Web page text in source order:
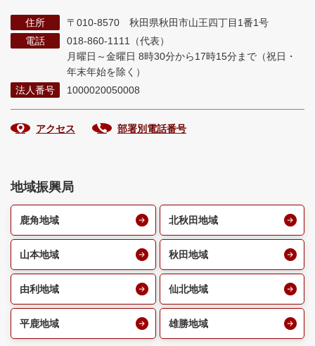
住所
〒010-8570 秋田県秋田市山王四丁目1番1号
電話
018-860-1111（代表）
月曜日～金曜日 8時30分から17時15分まで （祝日・
年末年始を除く）
法人番号
1000020050008
アクセス 部署別電話番号
地域振興局
鹿角地域 北秋田地域
山本地域 秋田地域
由利地域 仙北地域
平鹿地域 雄勝地域